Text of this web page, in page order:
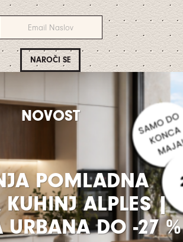
NOVOST
POMLADNA
KUHINJ ALPLES |
URBANA DO -27 %